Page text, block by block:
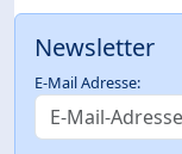
Newsletter
E-Mail Adresse: